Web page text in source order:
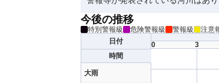
今後の推移
特別警報級 危険警報級 警報級 注意
日付
時間
大雨
0
3